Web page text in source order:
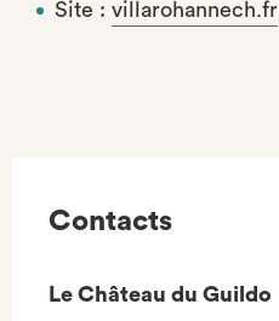
Site : villarohannech.fr
Contacts
Le Château du Guildo